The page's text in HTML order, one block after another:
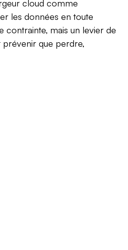
cloud comme
les données en toute
contrainte, mais un levier de
prévenir que perdre,